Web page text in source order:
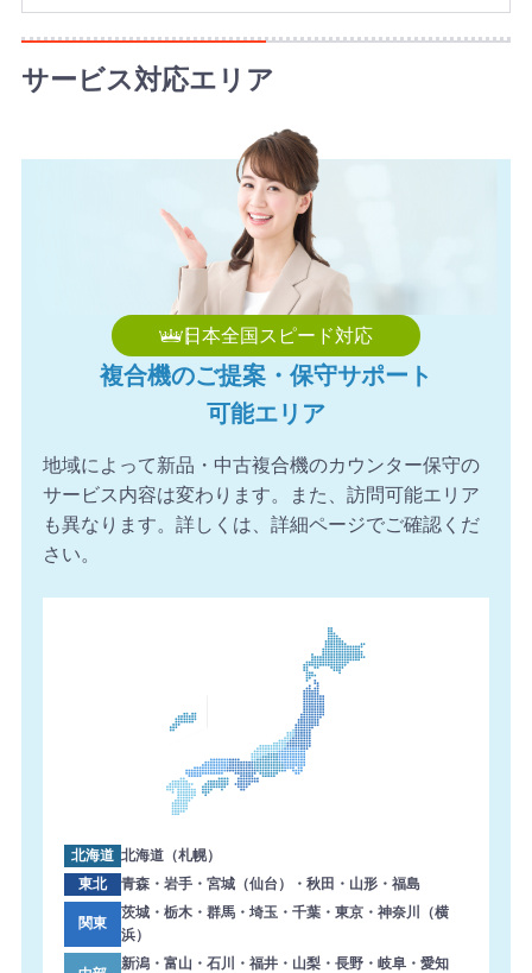
サービス対応エリア
日本全国スピード対応
複合機のご提案・保守サポート
可能エリア
地域によって新品・中古複合機のカウンター保守の
サービス内容は変わります。また、訪問可能エリア
も異なります。詳しくは、詳細ページでご確認くだ
さい。
北海道 北海道（札幌）
東北
青森・岩手・宮城（仙台）・秋田・山形・福島
関東
茨城・栃木・群馬・埼玉・千葉・東京・神奈川（横
浜）
新潟・富山・石川・福井・山梨・長野・岐阜・愛知